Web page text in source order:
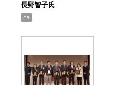
長野智子氏
PR